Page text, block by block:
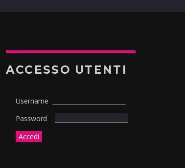
ACCESSO UTENTI
Username
Password